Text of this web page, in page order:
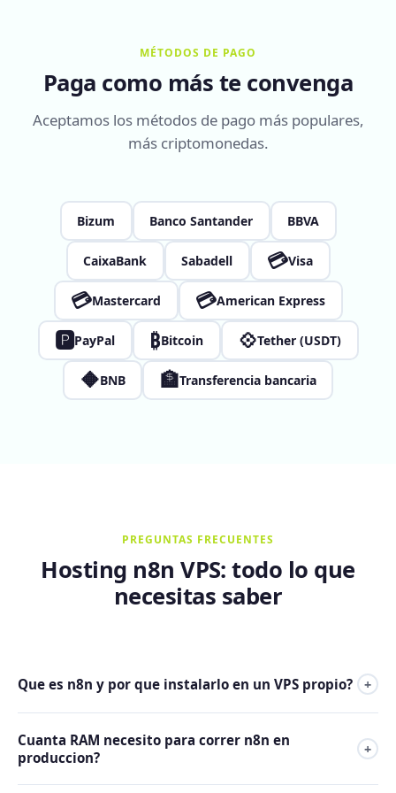
MÉTODOS DE PAGO
Paga como más te convenga
Aceptamos los métodos de pago más populares,
más criptomonedas.
Bizum Banco Santander BBVA
CaixaBank Sabadell 💳Visa
💳Mastercard 💳American Express
🅿PayPal ₿Bitcoin 💠Tether (USDT)
🔶BNB 🏦Transferencia bancaria
PREGUNTAS FRECUENTES
Hosting n8n VPS: todo lo que
necesitas saber
Que es n8n y por que instalarlo en un VPS propio? +
open source que conecta mas de 400 apps y servicios.
Instalarlo en un VPS propio significa ejecuciones ilimitadas
(n8n Cloud cobra por ejecucion), datos que nunca salen de
Cuanta RAM necesito para correr n8n en
produccion?
+